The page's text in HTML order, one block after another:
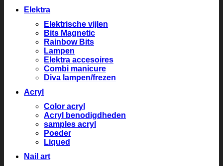
Elektra
Elektrische vijlen
Bits Magnetic
Rainbow Bits
Lampen
Elektra accesoires
Combi manicure
Diva lampen/frezen
Acryl
Color acryl
Acryl benodigdheden
samples acryl
Poeder
Liqued
Nail art